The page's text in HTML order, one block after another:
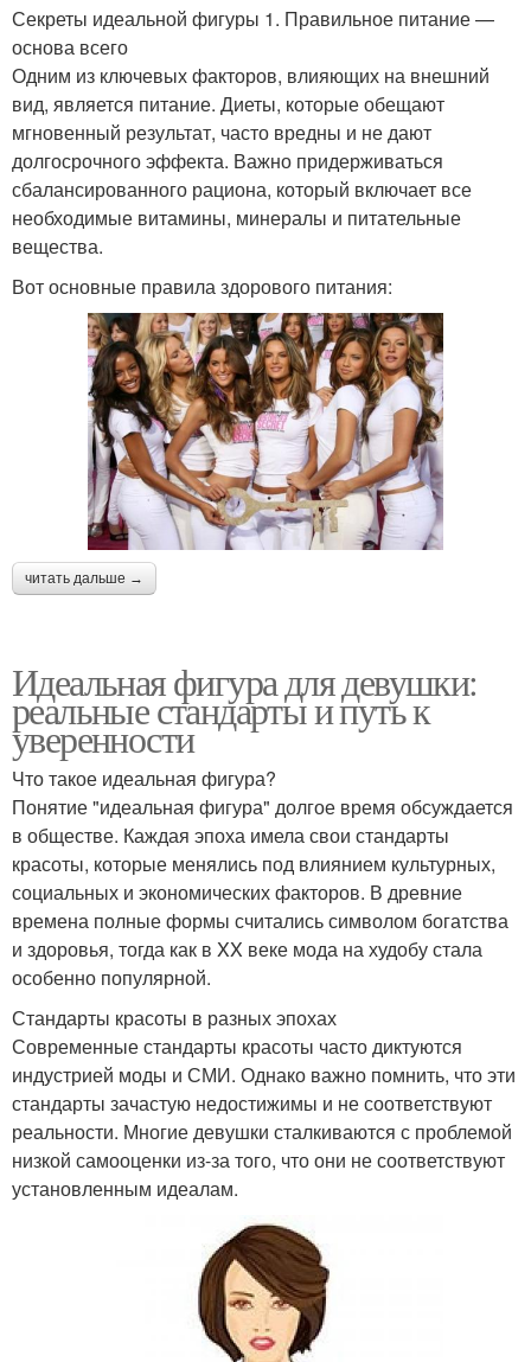
Секреты идеальной фигуры 1. Правильное питание —
основа всего
Одним из ключевых факторов, влияющих на внешний
вид, является питание. Диеты, которые обещают
мгновенный результат, часто вредны и не дают
долгосрочного эффекта. Важно придерживаться
сбалансированного рациона, который включает все
необходимые витамины, минералы и питательные
вещества.
Вот основные правила здорового питания:
читать дальше →
Идеальная фигура для девушки:
реальные стандарты и путь к
уверенности
Что такое идеальная фигура?
Понятие "идеальная фигура" долгое время обсуждается
в обществе. Каждая эпоха имела свои стандарты
красоты, которые менялись под влиянием культурных,
социальных и экономических факторов. В древние
времена полные формы считались символом богатства
и здоровья, тогда как в XX веке мода на худобу стала
особенно популярной.
Стандарты красоты в разных эпохах
Современные стандарты красоты часто диктуются
индустрией моды и СМИ. Однако важно помнить, что эти
стандарты зачастую недостижимы и не соответствуют
реальности. Многие девушки сталкиваются с проблемой
низкой самооценки из-за того, что они не соответствуют
установленным идеалам.